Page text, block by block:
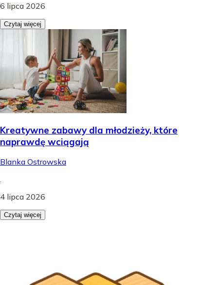
6 lipca 2026
Czytaj więcej
Kreatywne zabawy dla młodzieży, które
naprawdę wciągają
Blanka Ostrowska
4 lipca 2026
Czytaj więcej